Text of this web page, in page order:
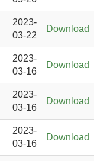
2023-
03-22
Download
2023-
03-16
Download
2023-
03-16
Download
2023-
03-16
Download